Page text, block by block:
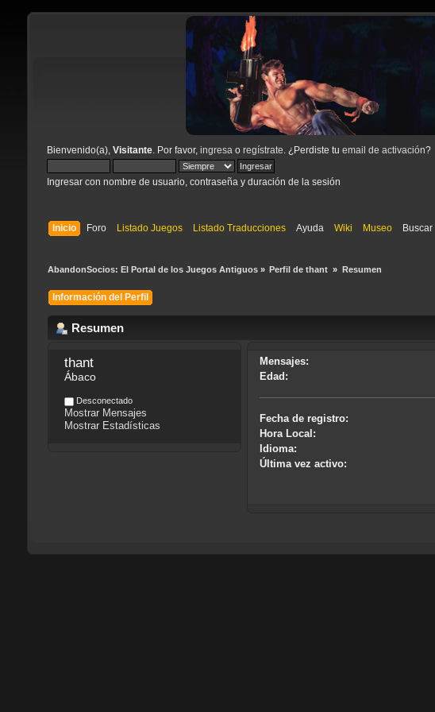
Bienvenido(a), Visitante. Por favor, ingresa o regístrate . ¿Perdiste tu email de activación?
Ingresar con nombre de usuario, contraseña y duración de la sesión
Inicio Foro Listado Juegos Listado Traducciones Ayuda Wiki Museo Buscar
AbandonSocios: El Portal de los Juegos Antiguos» Perfil de thant » Resumen
Información del Perfil
Resumen
thant
Ábaco
Desconectado
Mostrar Mensajes
Mostrar Estadísticas
Mensajes:
Edad:
Fecha de registro:
Hora Local:
Idioma:
Última vez activo: